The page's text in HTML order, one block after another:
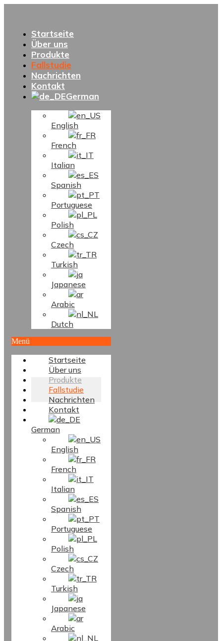
Startseite
Über uns
Produkte
Fallstudie
Nachrichten
Kontakt
German
English
French
Italian
Spanish
Portuguese
Polish
Czech
Turkish
Japanese
Arabic
Dutch
Menü
Startseite
Über uns
Produkte
Fallstudie
Nachrichten
Kontakt
German
English
French
Italian
Spanish
Portuguese
Polish
Czech
Turkish
Japanese
Arabic